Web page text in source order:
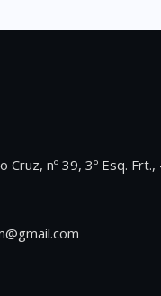
Cruz, nº 39, 3º Esq.